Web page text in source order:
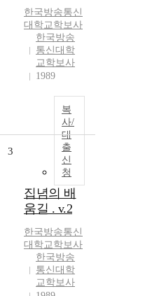
한국방송통신
대학교학보사
한국방송
통신대학
교학보사
1989
복
사/
대
출
신
청
3
집념의 배
움길 . v.2
한국방송통신
대학교학보사
한국방송
통신대학
교학보사